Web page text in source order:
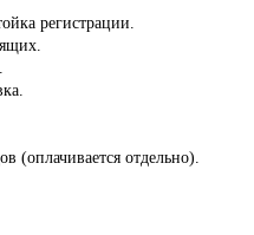
регистрации.
(оплачивается отдельно).